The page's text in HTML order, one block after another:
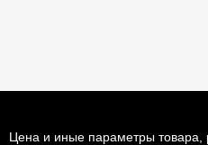
Цена и иные параметры